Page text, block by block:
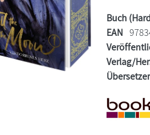
Buch
EAN
Verlag/
Übersetzer